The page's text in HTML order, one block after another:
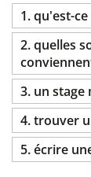
1. qu'est-
2. quelles
3. un stage
4. trouver
5. écrire